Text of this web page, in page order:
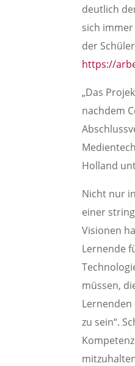
deutlich
sich
der
https://
„Das
nachdem
Holland
Nicht nur
einer
Visionen
Lernende
müssen,
zu sein“.